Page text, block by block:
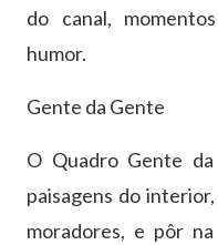
do canal,
humor.
Gente da Gente
O Quadro Gente
paisagens do
moradores, e pôr